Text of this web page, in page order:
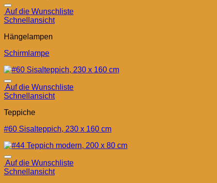
Auf die Wunschliste
Schnellansicht
Hängelampen
Schirmlampe
Auf die Wunschliste
Schnellansicht
Teppiche
#60 Sisalteppich, 230 x 160 cm
Auf die Wunschliste
Schnellansicht